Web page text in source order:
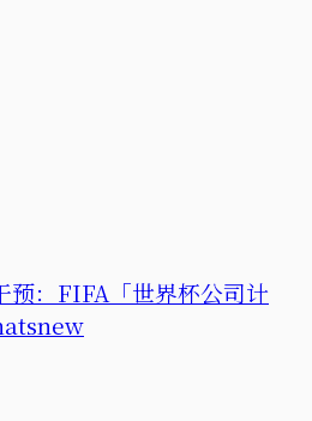
预：FIFA「世界杯公司计